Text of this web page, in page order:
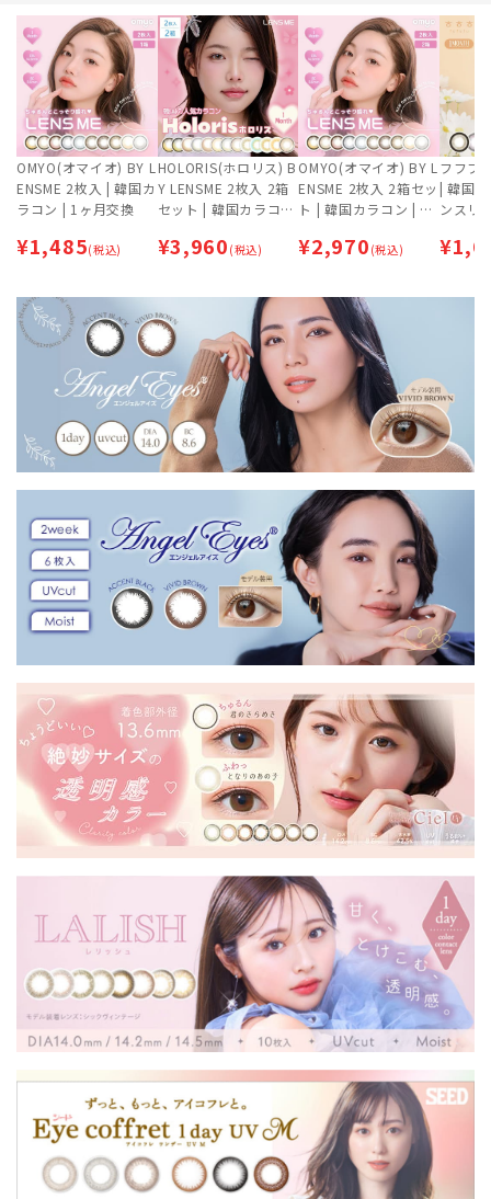
OMYO(オマイオ) BY L
ENSME 2枚入 | 韓国カ
ラコン | 1ヶ月交換
¥1,485(税込)
HOLORIS(ホロリス) B
Y LENSME 2枚入 2箱
セット | 韓国カラコン
¥3,960 (税込)
OMYO(オマイオ) BY L
ENSME 2枚入 2箱セッ
ト | 韓国カラコン | 1
¥2,970 (税込)
フフフ
| 韓国
ンスリ
¥